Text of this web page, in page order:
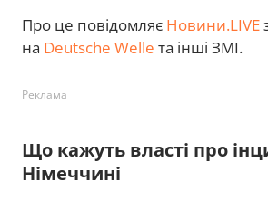
Про це повідомляє Новини.LIVE
на Deutsche Welle та інші ЗМІ.
Реклама
Що кажуть власті про
Німеччині